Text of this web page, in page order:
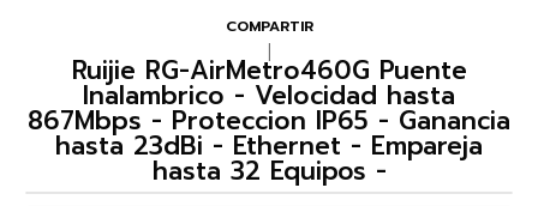
COMPARTIR
Ruijie RG-AirMetro460G Puente
Inalambrico - Velocidad hasta
867Mbps - Proteccion IP65 - Ganancia
hasta 23dBi - Ethernet - Empareja
hasta 32 Equipos -